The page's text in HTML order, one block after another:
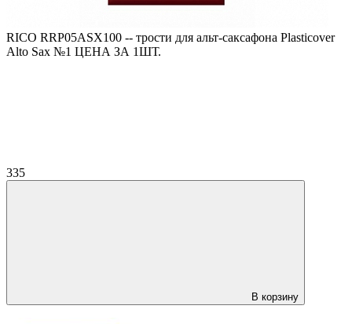
RICO RRP05ASX100 -- трости для альт-саксафона Plasticover
Alto Sax №1 ЦЕНА ЗА 1ШТ.
335
В корзину